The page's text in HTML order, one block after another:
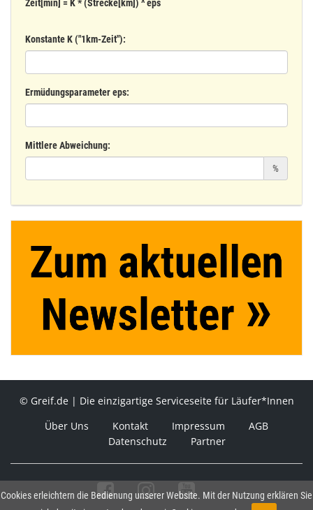
Zeit[min] = K * (Strecke[km]) ^ eps
Konstante K ("1km-Zeit"):
Ermüdungsparameter eps:
Mittlere Abweichung:
%
© Greif.de | Die einzigartige Serviceseite für Läufer*Innen
Über Uns
Kontakt Impressum
AGB
Datenschutz
Partner
Cookies erleichtern die Bedienung unserer Website. Mit der Nutzung erklären Sie